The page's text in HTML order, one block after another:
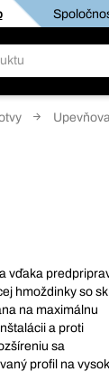
vďaka
hmoždinky so
na maximálnu
a proti
sa
profil na